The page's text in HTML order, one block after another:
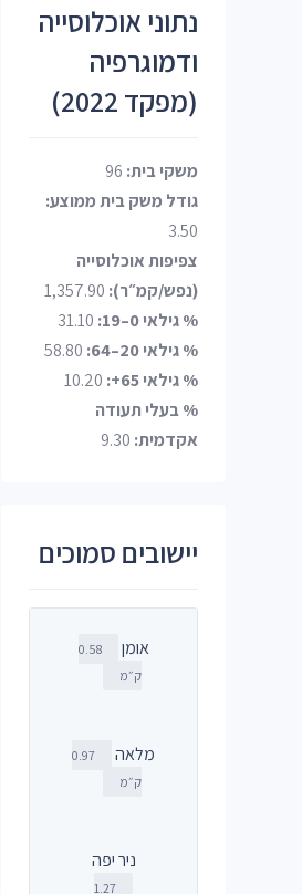
נתוני אוכלוסייה
ודמוגרפיה
(מפקד 2022)
משקי בית:
גודל משק בית ממוצע:
3.50
צפיפות אוכלוסייה
(נפש/קמ״ר):
% גילאי 0–19:
% גילאי 20–64:
% גילאי 65+:
% בעלי תעודה
אקדמית:
יישובים סמוכים
אומן
0.58
ק״מ
מלאה
0.97
ק״מ
ניר יפה
1.27